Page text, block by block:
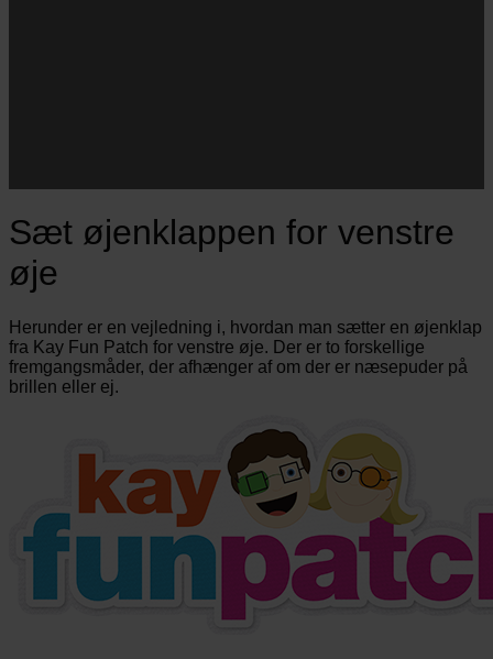
Sæt øjenklappen for venstre
øje
Herunder er en vejledning i, hvordan man sætter en øjenklap
fra Kay Fun Patch for venstre øje. Der er to forskellige
fremgangsmåder, der afhænger af om der er næsepuder på
brillen eller ej.